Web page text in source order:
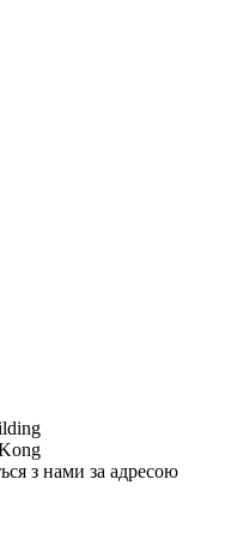
з нами за адресою